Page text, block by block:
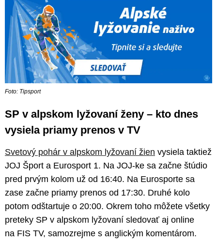
Foto: Tipsport
SP v alpskom lyžovaní ženy – kto dnes
vysiela priamy prenos v TV
Svetový pohár v alpskom lyžovaní žien vysiela taktiež
JOJ Šport a Eurosport 1. Na JOJ-ke sa začne štúdio
pred prvým kolom už od 16:40. Na Eurosporte sa
zase začne priamy prenos od 17:30. Druhé kolo
potom odštartuje o 20:00. Okrem toho môžete všetky
preteky SP v alpskom lyžovaní sledovať aj online
na FIS TV, samozrejme s anglickým komentárom.